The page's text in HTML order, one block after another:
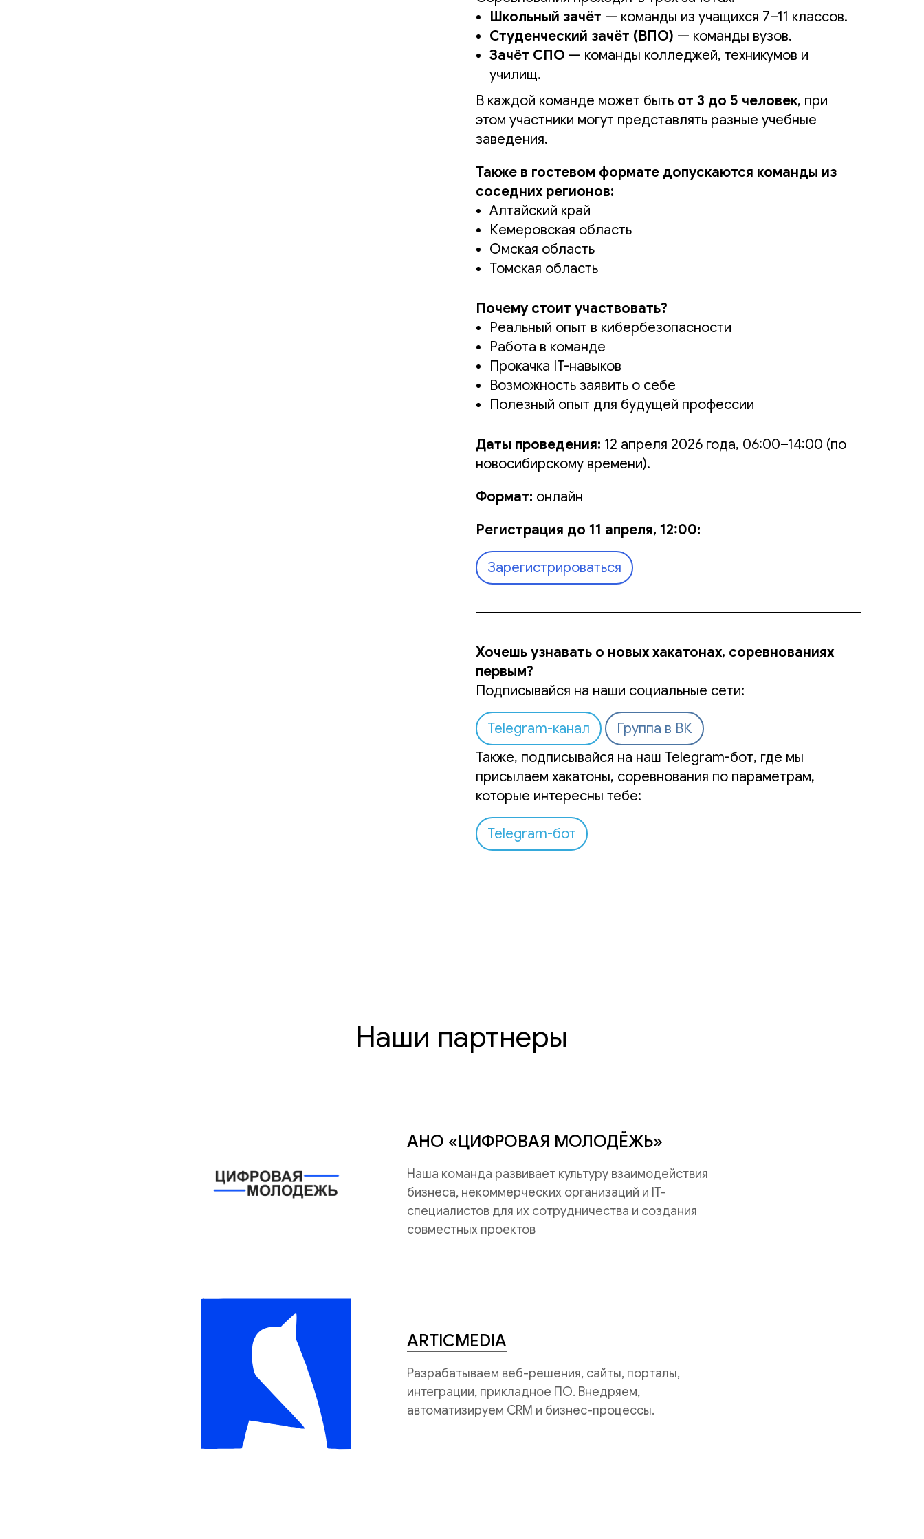
Школьный зачёт — команды из учащихся 7–11 классов.
Студенческий зачёт (ВПО) — команды вузов.
Зачёт СПО — команды колледжей, техникумов и
училищ.
В каждой команде может быть от 3 до 5 человек, при
этом участники могут представлять разные учебные
заведения.
Также в гостевом формате допускаются команды из
соседних регионов:
Алтайский край
Кемеровская область
Омская область
Томская область
Почему стоит участвовать?
Реальный опыт в кибербезопасности
Работа в команде
Прокачка IT-навыков
Возможность заявить о себе
Полезный опыт для будущей профессии
Даты проведения: 12 апреля 2026 года, 06:00–14:00 (по
новосибирскому времени).
Формат: онлайн
Регистрация до 11 апреля, 12:00:
Зарегистрироваться
Хочешь узнавать о новых хакатонах, соревнованиях
первым?
Подписывайся на наши социальные сети:
Telegram-канал
Группа в ВК
Также, подписывайся на наш Telegram-бот, где мы
присылаем хакатоны, соревнования по параметрам,
которые интересны тебе:
Telegram-бот
Наши партнеры
АНО «ЦИФРОВАЯ МОЛОДЁЖЬ»
Наша команда развивает культуру взаимодействия
бизнеса, некоммерческих организаций и IT-
специалистов для их сотрудничества и создания
совместных проектов
ARTICMEDIA
Разрабатываем веб-решения, сайты, порталы,
интеграции, прикладное ПО. Внедряем,
автоматизируем CRM и бизнес-процессы.